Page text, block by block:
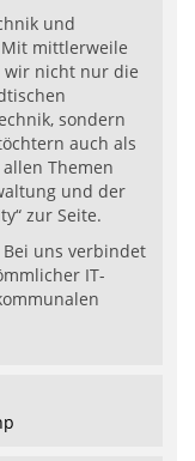
und
mittlerweile
wir nicht nur die
sondern
auch als
Themen
und der
zur Seite.
uns verbindet
IT-